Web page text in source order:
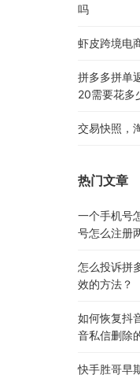
吗
虾皮跨境电
拼多多拼单
20需要花多
交易快照，
热门文章
一个手机号
号怎么注册
怎么投诉拼
效的方法？
如何恢复抖
音私信删除
快手胜哥早